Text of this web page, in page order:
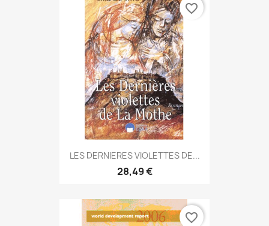
LES DERNIERES VIOLETTES DE...
28,49 €
favorite_border
favorite_border